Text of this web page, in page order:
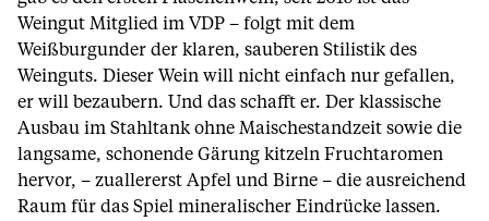
Weingut Mitglied im VDP – folgt mit dem
Weißburgunder der klaren, sauberen Stilistik des
Weinguts. Dieser Wein will nicht einfach nur gefallen,
er will bezaubern. Und das schafft er. Der klassische
Ausbau im Stahltank ohne Maischestandzeit sowie die
langsame, schonende Gärung kitzeln Fruchtaromen
hervor, – zuallererst Apfel und Birne – die ausreichend
Raum für das Spiel mineralischer Eindrücke lassen.